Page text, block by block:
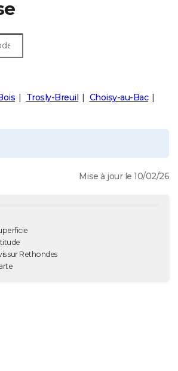
Trosly-Breuil
Choisy-au-Bac
Mise à jour le 10/02/26
sur Rethondes